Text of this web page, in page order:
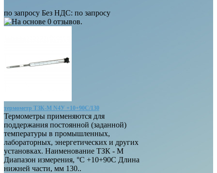
по запросу Без НДС: по запросу
термометр ТЗК-М N4У +10+90С/130
Термометры применяются для
поддержания постоянной (заданной)
температуры в промышленных,
лабораторных, энергетических и других
установках. Наименование ТЗК - М
Диапазон измерения, °С +10+90С Длина
нижней части, мм 130..